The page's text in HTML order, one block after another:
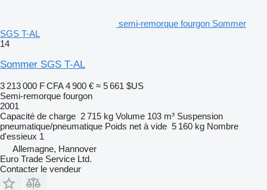
semi-remorque fourgon Sommer
SGS T-AL
14
Sommer SGS T-AL
3 213 000 F CFA 4 900 € ≈ 5 661 $US
Semi-remorque fourgon
2001
Capacité de charge 2 715 kg Volume 103 m³ Suspension
pneumatique/pneumatique Poids net à vide 5 160 kg Nombre
d'essieux 1
Allemagne, Hannover
Euro Trade Service Ltd.
Contacter le vendeur